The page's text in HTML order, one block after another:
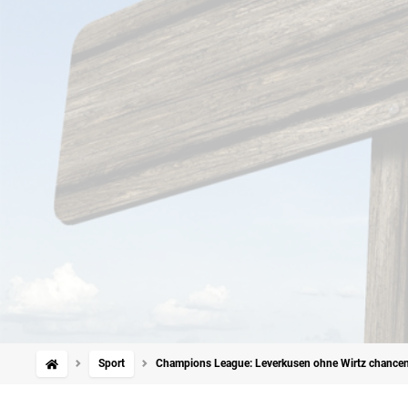
Sport Champions League: Leverkusen ohne Wirtz